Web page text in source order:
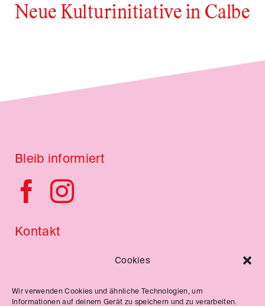
Cookies
Wir verwenden Cookies und ähnliche Technologien, um
Informationen auf deinem Gerät zu speichern und zu verarbeiten.
Neue Kulturinitiative in Calbe
Kontakt
Datenschutzerklärung
Bleib informiert